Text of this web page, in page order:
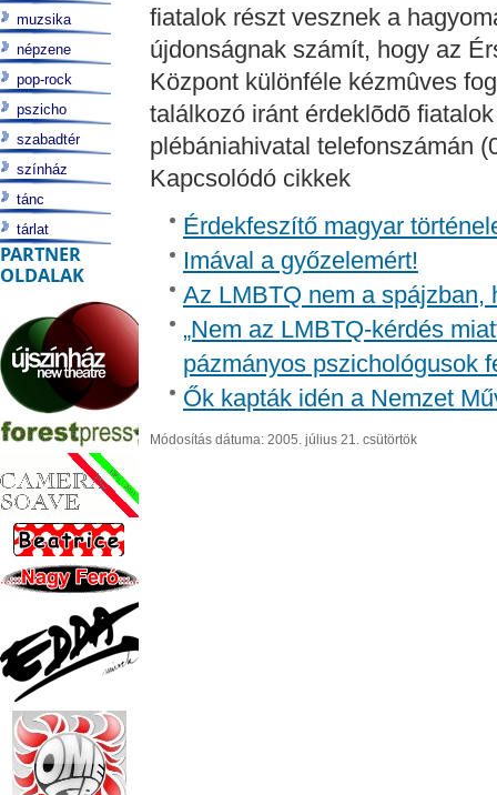
fiatalok részt vesznek a
újdonságnak számít, hogy az
Központ különféle kézmûves
találkozó iránt érdeklõdõ
plébániahivatal telefonszámán
Kapcsolódó cikkek
Érdekfeszítő magyar
Imával a győzelemért!
Az LMBTQ nem a spájzban,
„Nem az LMBTQ-kérdés
pázmányos pszichológusok
Ők kapták idén a Nemzet
Módosítás dátuma: 2005. július 21. csütörtök
muzsika
népzene
pop-rock
pszicho
szabadtér
színház
tánc
tárlat
PARTNER
OLDALAK